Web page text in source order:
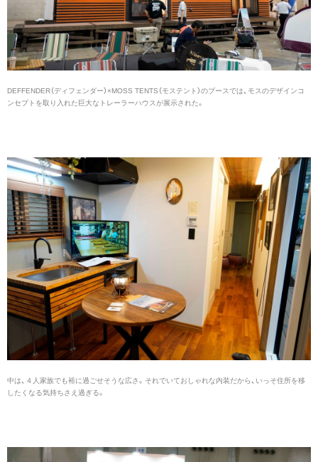
DEFFENDER（ディフェンダー）×MOSS TENTS（モステント）のブースでは、モスのデザインコ
ンセプトを取り入れた巨大なトレーラーハウスが展示された。
中は、４人家族でも裕に過ごせそうな広さ。それでいておしゃれな内装だから、いっそ住所を移
したくなる気持ちさえ過ぎる。